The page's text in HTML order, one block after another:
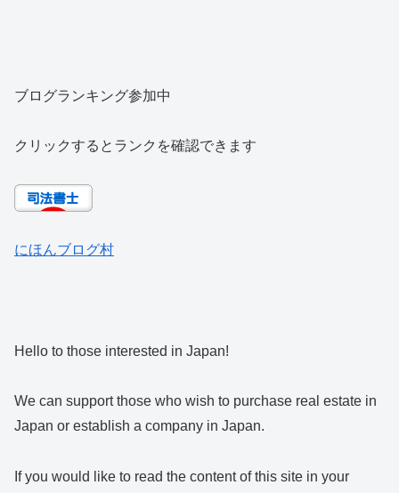
ブログランキング参加中
クリックするとランクを確認できます
にほんブログ村
Hello to those interested in Japan!
We can support those who wish to purchase real estate in
Japan or establish a company in Japan.
If you would like to read the content of this site in your